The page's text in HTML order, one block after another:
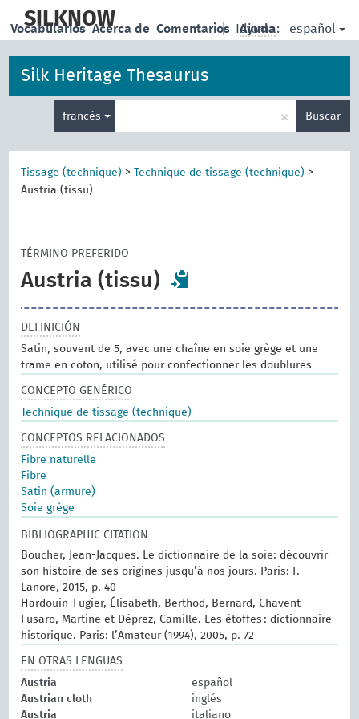
main
SILKNOW | Idioma: español
Vocabularios Acerca de Comentarios Ayuda
Silk Heritage Thesaurus
francés × Buscar
Tissage (technique) > Technique de tissage (technique) >
Austria (tissu)
TÉRMINO PREFERIDO
Austria (tissu)
DEFINICIÓN
Satin, souvent de 5, avec une chaîne en soie grège et une
trame en coton, utilisé pour confectionner les doublures
CONCEPTO GENÉRICO
Technique de tissage (technique)
CONCEPTOS RELACIONADOS
Fibre naturelle
Fibre
Satin (armure)
Soie grège
BIBLIOGRAPHIC CITATION
Boucher, Jean-Jacques. Le dictionnaire de la soie: découvrir
son histoire de ses origines jusqu’à nos jours. Paris: F.
Lanore, 2015, p. 40
Hardouin-Fugier, Élisabeth, Berthod, Bernard, Chavent-
Fusaro, Martine et Déprez, Camille. Les étoffes : dictionnaire
historique. Paris: l’Amateur (1994), 2005, p. 72
EN OTRAS LENGUAS
Austria
español
Austrian cloth
inglés
Austria
italiano